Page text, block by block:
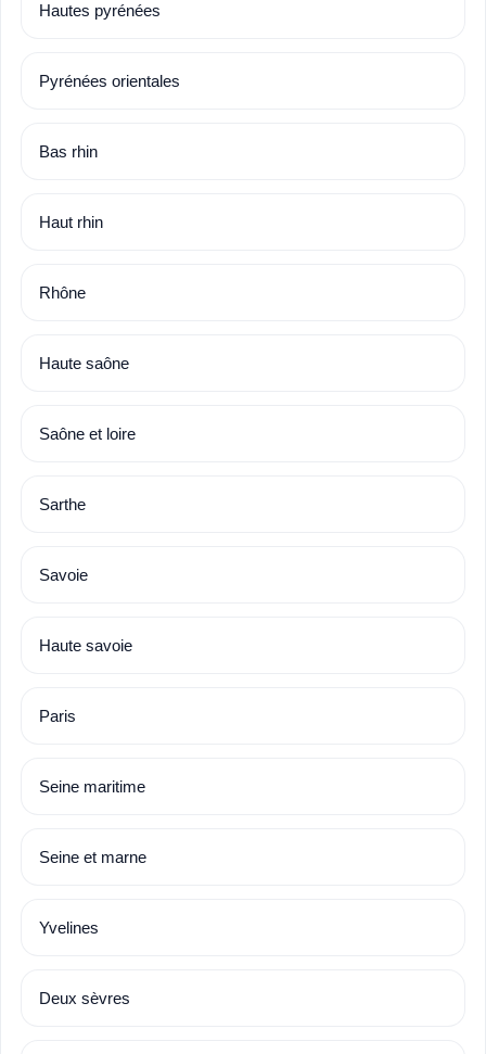
Hautes pyrénées
Pyrénées orientales
Bas rhin
Haut rhin
Rhône
Haute saône
Saône et loire
Sarthe
Savoie
Haute savoie
Paris
Seine maritime
Seine et marne
Yvelines
Deux sèvres